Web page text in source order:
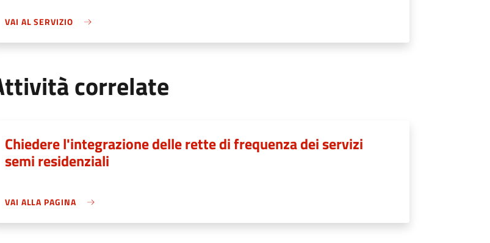
VAI AL SERVIZIO
correlate
Chiedere l'integrazione delle rette di frequenza dei servizi
semi residenziali
VAI ALLA PAGINA